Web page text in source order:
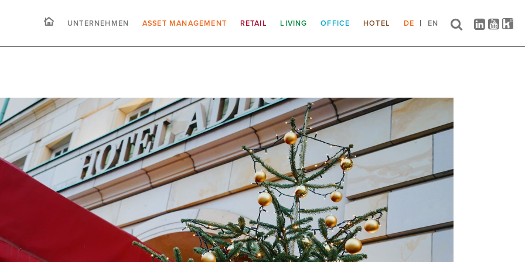
UNTERNEHMEN ASSET MANAGEMENT RETAIL LIVING OFFICE HOTEL DE EN